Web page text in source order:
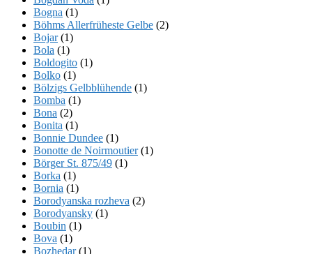
Bogna (1)
Böhms Allerfrüheste Gelbe (2)
Bojar(1)
Bola (1)
Boldogito (1)
Bolko (1)
Bölzigs Gelbblühende (1)
Bomba (1)
Bona (2)
Bonita (1)
Bonnie Dundee (1)
Bonotte de Noirmoutier(1)
Börger St. 875/49 (1)
Borka (1)
Bornia (1)
Borodyanska rozheva (2)
Borodyansky (1)
Boubin (1)
Bova (1)
Bozhedar(1)